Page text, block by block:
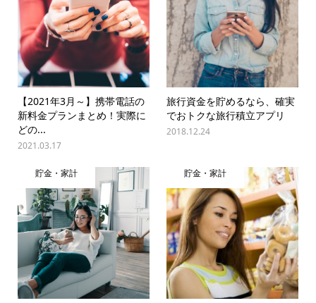
【2021年3月～】携帯電話の
新料金プランまとめ！実際に
どの...
2021.03.17
旅行資金を貯めるなら、確実
でおトクな旅行積立アプリ
2018.12.24
貯金・家計 貯金・家計